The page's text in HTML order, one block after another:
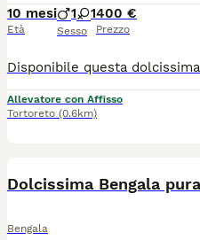
10 mesi
Età
1 1
Sesso
400 €
Prezzo
Allevatore con Affisso
Tortoreto (0.6km)
Dolcissima Bengala
Bengala